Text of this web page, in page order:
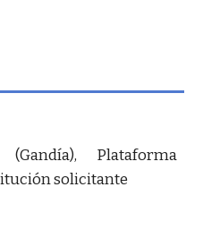
Plataforma
solicitante